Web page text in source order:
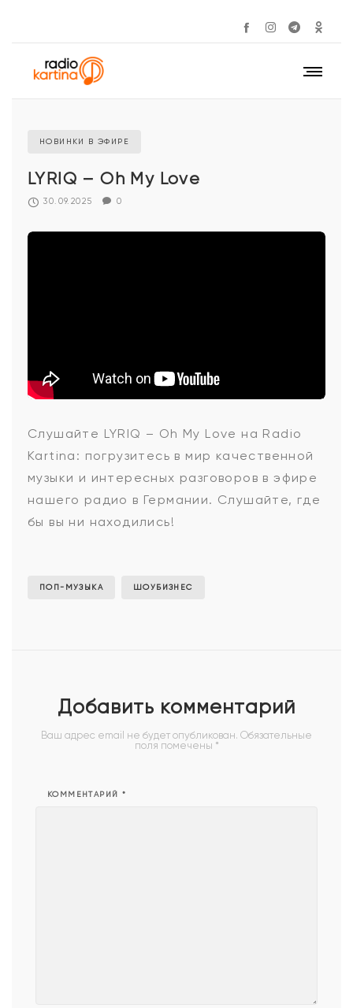
НОВИНКИ В ЭФИРЕ
LYRIQ – Oh My Love
30.09.2025 0
LYRIQ
-
Oh
My
Слушайте LYRIQ – Oh My Love на Radio
Kartina: погрузитесь в мир качественной
музыки и интересных разговоров в эфире
нашего радио в Германии. Слушайте, где
бы вы ни находились!
ПОП-МУЗЫКА ШОУБИЗНЕС
Добавить комментарий
Ваш адрес email не будет опубликован. Обязательные
поля помечены *
КОММЕНТАРИЙ *